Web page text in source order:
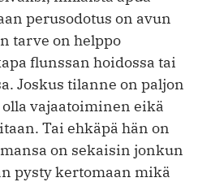
perusodotus on avun
tarve on helppo
flunssan hoidossa tai
Joskus tilanne on paljon
vajaatoiminen eikä
Tai ehkäpä hän on
on sekaisin jonkun
pysty kertomaan mikä